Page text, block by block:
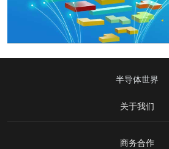
半导体世界
关于我们
商务合作